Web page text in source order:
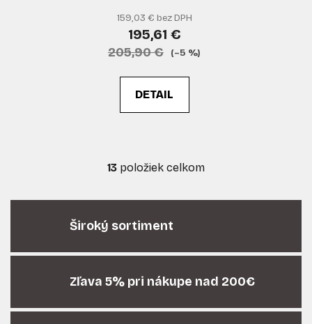
159,03 € bez DPH
195,61 €
205,90 € (–5 %)
DETAIL
O
l
á
a
i
p
13 položiek celkom
Široký sortiment
Zľava 5% pri nákupe nad 200€